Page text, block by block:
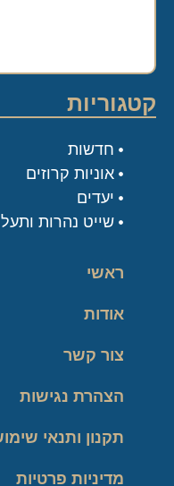
ראשי
אודות
צור קשר
הצהרת נגישות
תקנון ותנאי שימוש
מדיניות פרטיות
קטגוריות
חדשות
אוניות קרוזים
יעדים
שייט נהרות ותעלות